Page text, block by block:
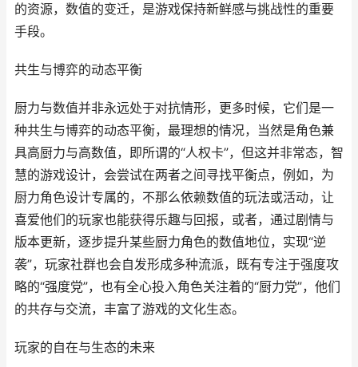
的资源，数值的变迁，是游戏保持新鲜感与挑战性的重要
手段。
共生与博弈的动态平衡
厨力与数值并非永远处于对抗情形，更多时候，它们是一
种共生与博弈的动态平衡，最理想的情况，当然是角色兼
具高厨力与高数值，即所谓的“人权卡”，但这并非常态，智
慧的游戏设计，会尝试在两者之间寻找平衡点，例如，为
厨力角色设计专属的，不那么依赖数值的玩法或活动，让
喜爱他们的玩家也能获得乐趣与回报，或者，通过剧情与
版本更新，逐步提升某些厨力角色的数值地位，实现“逆
袭”，玩家社群也会自发形成多种流派，既有专注于强度攻
略的“强度党”，也有全心投入角色关注着的“厨力党”，他们
的共存与交流，丰富了游戏的文化生态。
玩家的自在与生态的未来